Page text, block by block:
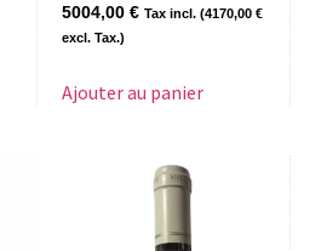
5004,00 € Tax incl. (4170,00 €
excl. Tax.)
Ajouter au panier